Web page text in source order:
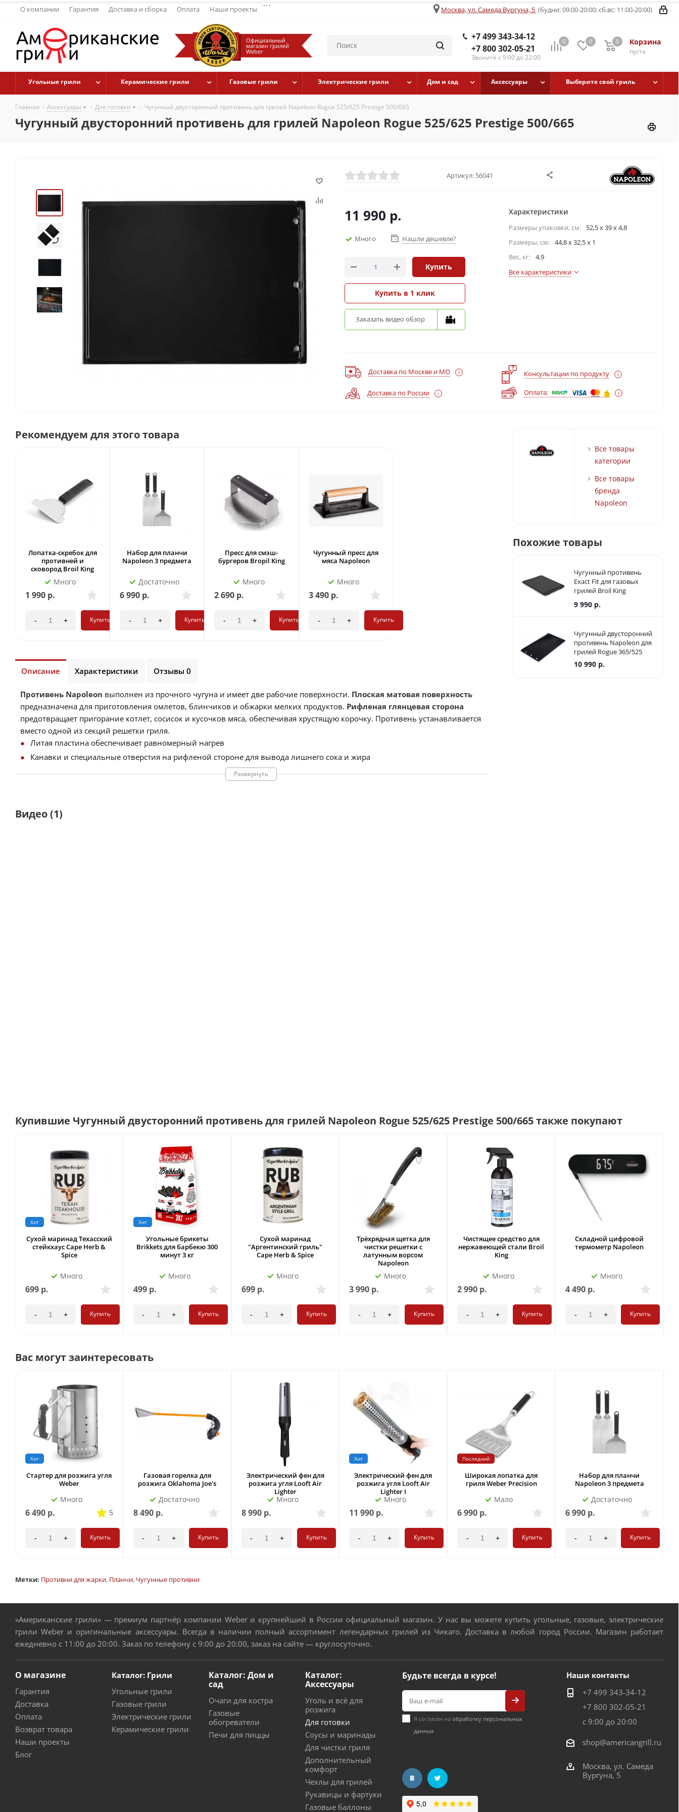
О компании Гарантия Доставка и сборка Оплата Наши проекты
...
Москва, ул. Самеда Вургуна, 5 (будни: 09:00-20:00; сб,вс: 11:00-20:00)
Официальный
магазин грилей
Weber
+7 499 343-34-12
+7 800 302-05-21
Звоните с 9:00 до 22:00
0 0 Корзина
пуста
0
Угольные грили Керамические грили Газовые грили Электрические грили Дом и сад Аксессуары Выберите свой гриль
Главная - Аксессуары - Для готовки - Чугунный двусторонний противень для грилей Napoleon Rogue 525/625 Prestige 500/665
Чугунный двусторонний противень для грилей Napoleon Rogue 525/625 Prestige 500/665
Артикул: 56041
11 990 р.
Много Нашли дешевле?
Купить
Купить в 1 клик
Заказать видео обзор
Характеристики
Размеры упаковки, cм:
52,5 х 39 х 4,8
Размеры, см: 44,8 x 32,5 x 1
Вес, кг: 4.9
Все характеристики
Доставка по Москве и МО ?
Консультации по продукту
Доставка по России Оплата:
Рекомендуем для этого товара
Лопатка-скребок для
противней и
сковород Broil King
Много
1 990 р.
- + Купить
Набор для планчи
Napoleon 3 предмета
Достаточно
6 990 р.
- + Купить
Пресс для смэш-
бургеров Bropil King
Много
2 690 р.
- + Купить
Чугунный пресс для
мяса Napoleon
Много
3 490 р.
- + Купить
Описание
Противень Napoleon выполнен из прочного чугуна и имеет две рабочие поверхности. Плоская матовая поверхность
предназначена для приготовления омлетов, блинчиков и обжарки мелких продуктов. Рифленая глянцевая сторона
предотвращает пригорание котлет, сосисок и кусочков мяса, обеспечивая хрустящую корочку. Противень устанавливается
вместо одной из секций решетки гриля.
Литая пластина обеспечивает равномерный нагрев
Канавки и специальные отверстия на рифленой стороне для вывода лишнего сока и жира
Rogue 525, Rogue 625, Prestige 500, Prestige 665
Развернуть
Характеристики Отзывы 0
Видео(1)
Все товары
категории
Все товары
бренда
Napoleon
Похожие товары
Чугунный противень
Exact Fit для газовых
грилей Broil King
9 990р.
Чугунный двусторонний
противень Napoleon для
грилей Rogue 365/525
10 990р.
Купившие Чугунный двусторонний противень для грилей Napoleon Rogue 525/625 Prestige 500/665 также покупают
Хит
Сухой маринад Техасский
стейкхаус Cape Herb &
Spice
Много
699 р.
- + Купить
Хит
Угольные брикеты
Brikkets для барбекю 300
минут 3 кг
Много
499р.
- + Купить
Сухой маринад
"Аргентинский гриль"
Cape Herb & Spice
Много
699р.
- + Купить
Трёхрядная щетка для
чистки решетки с
латунным ворсом
Napoleon
Много
3 990 р.
- + Купить
Чистящее средство для
нержавеющей стали Broil
King
Много
2 990 р.
- + Купить
Складной цифровой
термометр Napoleon
Много
4 490 р.
- + Купить
Вас могут заинтересовать
Хит
Стартер для розжига угля
Weber
Много
6 490 р. 5
- + Купить
Газовая горелка для
розжига Oklahoma Joe's
Достаточно
8 490р.
- + Купить
Электрический фен для
розжига угля Looft Air
Lighter
Много
8 990р.
- + Купить
Хит
Электрический фен для
розжига угля Looft Air
Lighter I
Много
11 990 р.
- + Купить
Последний
Широкая лопатка для
гриля Weber Precision
Мало
6 990 р.
- + Купить
Набор для планчи
Napoleon 3 предмета
Достаточно
6 990 р.
- + Купить
Метки: Противни для жарки, Планчи, Чугунные противни
«Американские грили» — премиум партнёр компании Weber и крупнейший в России официальный магазин. У нас вы можете купить угольные, газовые, электрические
грили Weber и оригинальные аксессуары. Всегда в наличии полный ассортимент легендарных грилей из Чикаго. Доставка в любой город России. Магазин работает
ежедневно с 11:00 до 20:00. Заказ по телефону с 9:00 до 20:00, заказ на сайте — круглосуточно.
О магазине
Гарантия
Доставка
Оплата
Возврат товара
Наши проекты
Блог
Каталог: Грили
Угольные грили
Газовые грили
Электрические грили
Керамические грили
Каталог: Дом и
сад
Очаги для костра
Газовые
обогреватели
Печи для пиццы
Каталог:
Аксессуары
Уголь и всё для
розжига
Для готовки
Соусы и маринады
Для чистки гриля
Дополнительный
комфорт
Чехлы для грилей
Рукавицы и фартуки
Газовые баллоны
Будьте всегда в курсе!
Я согласен на обработку персональных
данных
Наши контакты
+7 499 343-34-12
+7 800 302-05-21
с 9:00 до 20:00
shop@americangrill.ru
Москва, ул. Самеда
Вургуна, 5